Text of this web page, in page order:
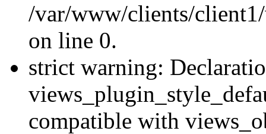
/var/www/clients/
on line 0.
strict warning:
compatible with